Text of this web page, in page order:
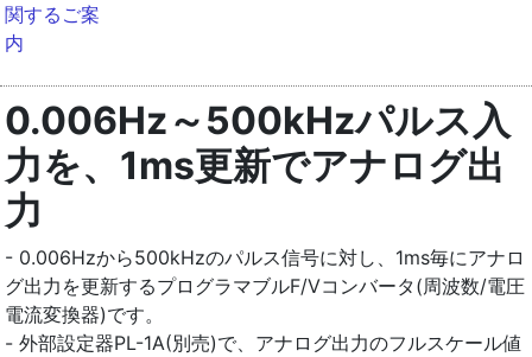
関するご案
内
0.006Hz～500kHzパルス入
力を、1ms更新でアナログ出
力
- 0.006Hzから500kHzのパルス信号に対し、1ms毎にアナロ
グ出力を更新するプログラマブルF/Vコンバータ(周波数/電圧
電流変換器)です。
- 外部設定器PL-1A(別売)で、アナログ出力のフルスケール値